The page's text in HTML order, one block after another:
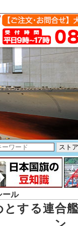
ール
とする連合